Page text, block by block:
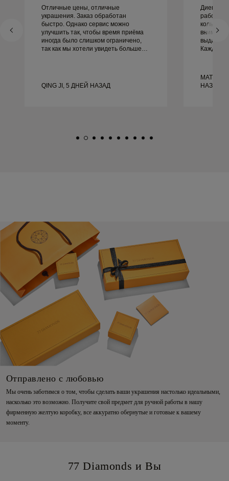
Отличные цены, отличные
украшения. Заказ обработан
быстро. Однако сервис можно
улучшить так, чтобы время приёма
иногда было слишком ограничено,
так как мы хотели увидеть больше
украшения. Жена счастлива.
QING JI, 5 ДНЕЙ НАЗАД
Диего
Каждая
НАЗАД
Отправлено с любовью
Мы очень заботимся о том, чтобы сделать ваши украшения настолько идеальными,
насколько это возможно. Получите свой предмет для ручной работы в нашу
фирменную желтую коробку, все аккуратно обернутые и готовые к вашему
моменту.
77 Diamonds и Вы